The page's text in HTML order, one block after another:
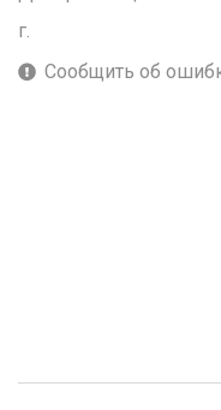
г.
Сообщить об